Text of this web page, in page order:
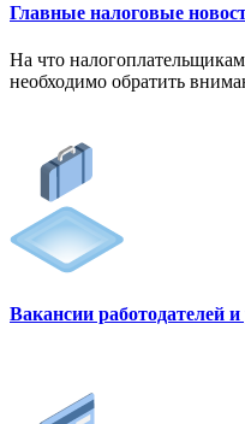
Главные налоговые
На что
необходимо обратить
Вакансии работодателей